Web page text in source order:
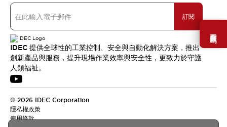
需要幫助嗎？
訂閱
IDEC 提供全球性的工業控制、安全與自動化解決方案，推出
創新產品與服務，提升現場作業效率與安全性，更致力於守護
人類福祉。
© 2026 IDEC Corporation
隱私權政策
使用條款